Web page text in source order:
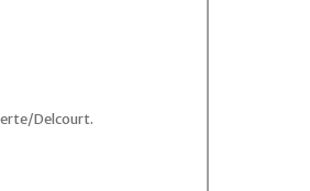
Delcourt.